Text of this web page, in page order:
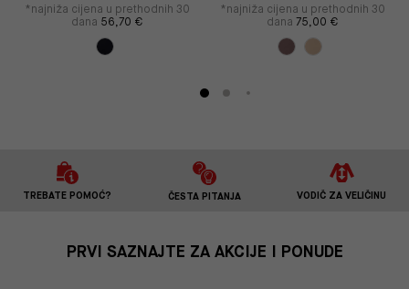
*najniža cijena u prethodnih 30
dana 56,70 €
*najniža cijena u prethodnih 30
dana 75,00 €
TREBATE POMOĆ? ČESTA PITANJA VODIČ ZA VELIČINU
PRVI SAZNAJTE ZA AKCIJE I PONUDE